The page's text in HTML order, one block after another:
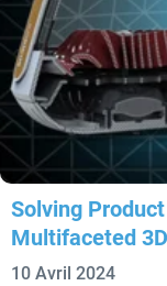
Solving
Multifaceted
10 Avril 2024